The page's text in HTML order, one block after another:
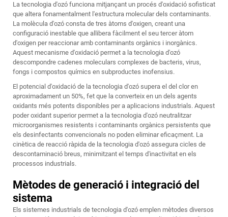
La tecnologia d'ozó funciona mitjançant un procés d'oxidació sofisticat
que altera fonamentalment l'estructura molecular dels contaminants.
La molècula d'ozó consta de tres àtoms d'oxigen, creant una
configuració inestable que allibera fàcilment el seu tercer àtom
d'oxigen per reaccionar amb contaminants orgànics i inorgànics.
Aquest mecanisme d'oxidació permet a la tecnologia d'ozó
descompondre cadenes moleculars complexes de bacteris, virus,
fongs i compostos químics en subproductes inofensius.
El potencial d'oxidació de la tecnologia d'ozó supera el del clor en
aproximadament un 50%, fet que la converteix en un dels agents
oxidants més potents disponibles per a aplicacions industrials. Aquest
poder oxidant superior permet a la tecnologia d'ozó neutralitzar
microorganismes resistents i contaminants orgànics persistents que
els desinfectants convencionals no poden eliminar eficaçment. La
cinètica de reacció ràpida de la tecnologia d'ozó assegura cicles de
descontaminació breus, minimitzant el temps d'inactivitat en els
processos industrials.
Mètodes de generació i integració del
sistema
Els sistemes industrials de tecnologia d'ozó emplen mètodes diversos